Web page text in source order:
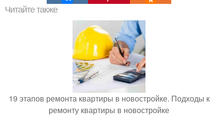
Читайте также
19 этапов ремонта квартиры в новостройке. Подходы к
ремонту квартиры в новостройке